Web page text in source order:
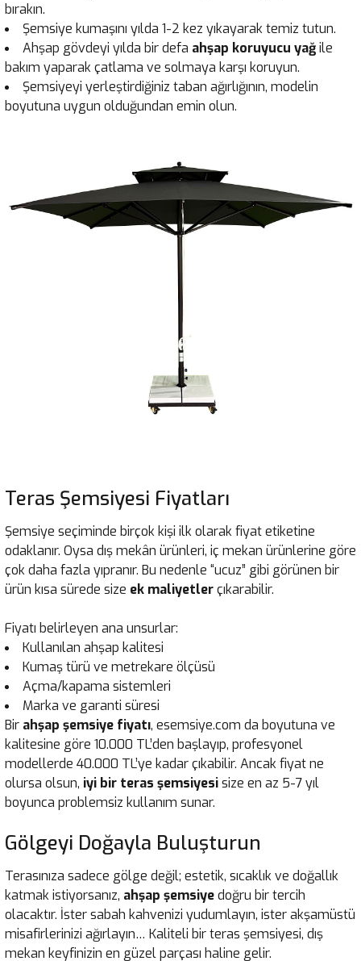
bırakın.
Şemsiye kumaşını yılda 1-2 kez yıkayarak temiz tutun.
Ahşap gövdeyi yılda bir defa ahşap koruyucu yağile
bakım yaparak çatlama ve solmaya karşı koruyun.
Şemsiyeyi yerleştirdiğiniz taban ağırlığının, modelin
boyutuna uygun olduğundan emin olun.
Teras Şemsiyesi Fiyatları
Şemsiye seçiminde birçok kişi ilk olarak fiyat etiketine
odaklanır. Oysa dış mekân ürünleri, iç mekan ürünlerine göre
çok daha fazla yıpranır. Bu nedenle “ucuz” gibi görünen bir
ürün kısa sürede size ek maliyetlerçıkarabilir.
Fiyatı belirleyen ana unsurlar:
Kullanılan ahşap kalitesi
Kumaş türü ve metrekare ölçüsü
Açma/kapama sistemleri
Marka ve garanti süresi
Bir ahşap şemsiye fiyatı, esemsiye.com da boyutuna ve
kalitesine göre 10.000 TL’den başlayıp, profesyonel
modellerde 40.000 TL’ye kadar çıkabilir. Ancak fiyat ne
olursa olsun, iyi bir teras şemsiyesisize en az 5-7 yıl
boyunca problemsiz kullanım sunar.
Gölgeyi Doğayla Buluşturun
Terasınıza sadece gölge değil; estetik, sıcaklık ve doğallık
katmak istiyorsanız, ahşap şemsiyedoğru bir tercih
olacaktır. İster sabah kahvenizi yudumlayın, ister akşamüstü
misafirlerinizi ağırlayın… Kaliteli bir teras şemsiyesi, dış
mekan keyfinizin en güzel parçası haline gelir.